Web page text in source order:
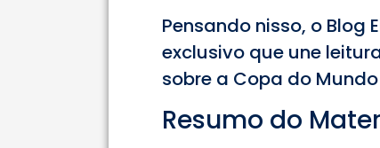
Pensando nisso, o Blog
exclusivo que une
sobre a Copa do
Resumo do